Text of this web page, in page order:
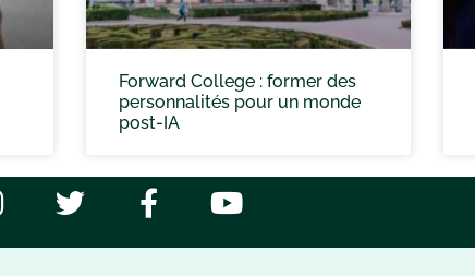
Forward College : former des
personnalités pour un monde
post-IA